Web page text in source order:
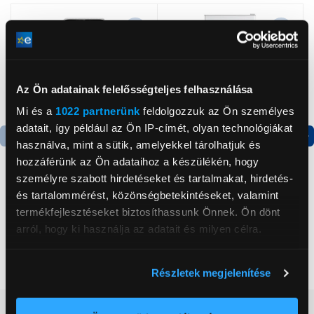
Az Ön adatainak felelősségteljes felhasználása
Mi és a 1022 partnerünk feldolgozzuk az Ön személyes
adatait, így például az Ön IP-címét, olyan technológiákat
használva, mint a sütik, amelyekkel tárolhatjuk és
hozzáférünk az Ön adataihoz a készülékén, hogy
személyre szabott hirdetéseket és tartalmakat, hirdetés-
és tartalommérést, közönségbetekintéseket, valamint
termékfejlesztéseket biztosíthassunk Önnek. Ön dönt
arról, hogy ki használja az adatait és milyen célra.
elhelyezkedéséről pár méteres pontossággal
Részletek megjelenítése
Jocca 2340 Mobilklíma,
7000 BTU
Candy CHASD4385EWC
Egyajtós hűtőszekrény